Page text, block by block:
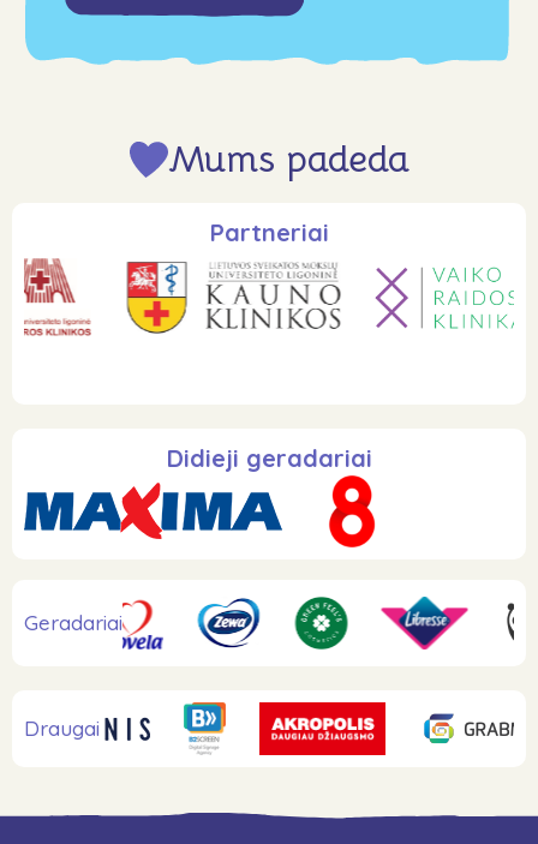
Mums padeda
Partneriai
Didieji geradariai
Geradariai
Draugai